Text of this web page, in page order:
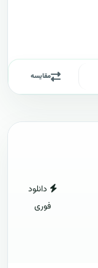
مقایسه
دانلود
فوری